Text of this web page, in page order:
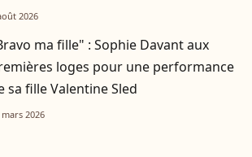
2026
ma fille" : Sophie Davant aux
loges pour une performance
sa fille Valentine Sled
mars 2026